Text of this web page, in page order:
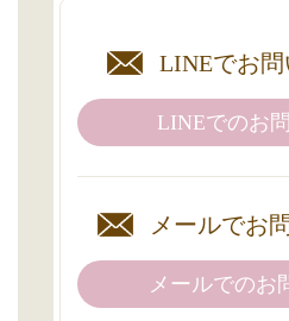
LINEでお問
LINEでのお
メールでお
メールでのお